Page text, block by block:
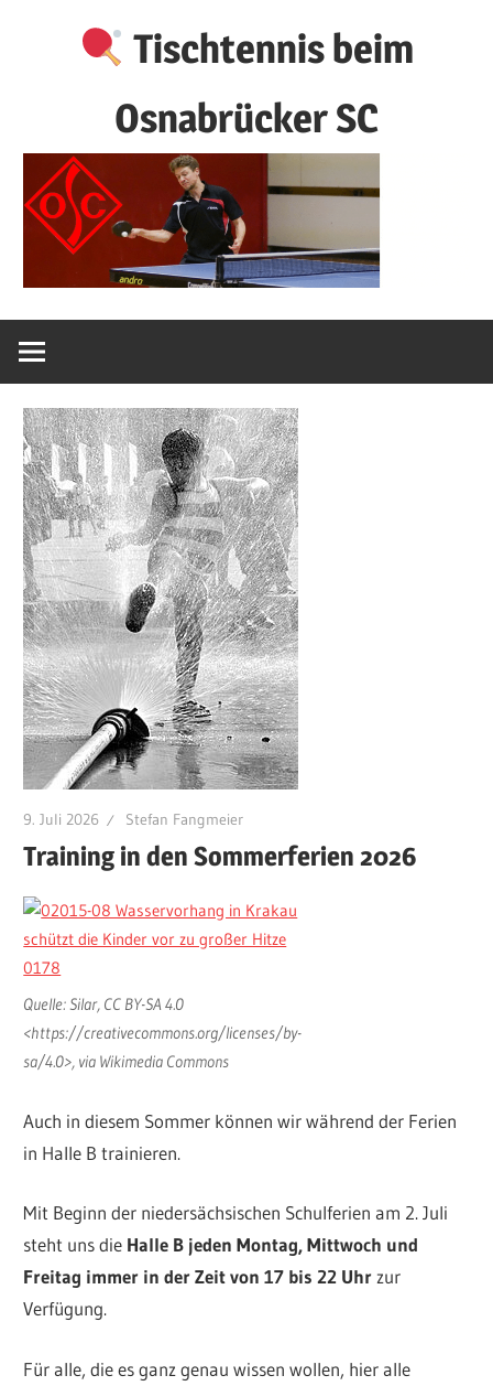
Tischtennis beim
Osnabrücker SC
9. Juli 2026 Stefan Fangmeier
Training in den Sommerferien 2026
Quelle: Silar, CC BY-SA 4.0
<https://creativecommons.org/licenses/by-
sa/4.0>, via Wikimedia Commons
Auch in diesem Sommer können wir während der Ferien
in Halle B trainieren.
Mit Beginn der niedersächsischen Schulferien am 2. Juli
steht uns die Halle B jeden Montag, Mittwoch und
Freitag immer in der Zeit von 17 bis 22 Uhr zur
Verfügung.
Für alle, die es ganz genau wissen wollen, hier alle